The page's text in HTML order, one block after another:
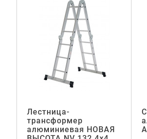
Лестница-
трансформер
алюминиевая НОВАЯ